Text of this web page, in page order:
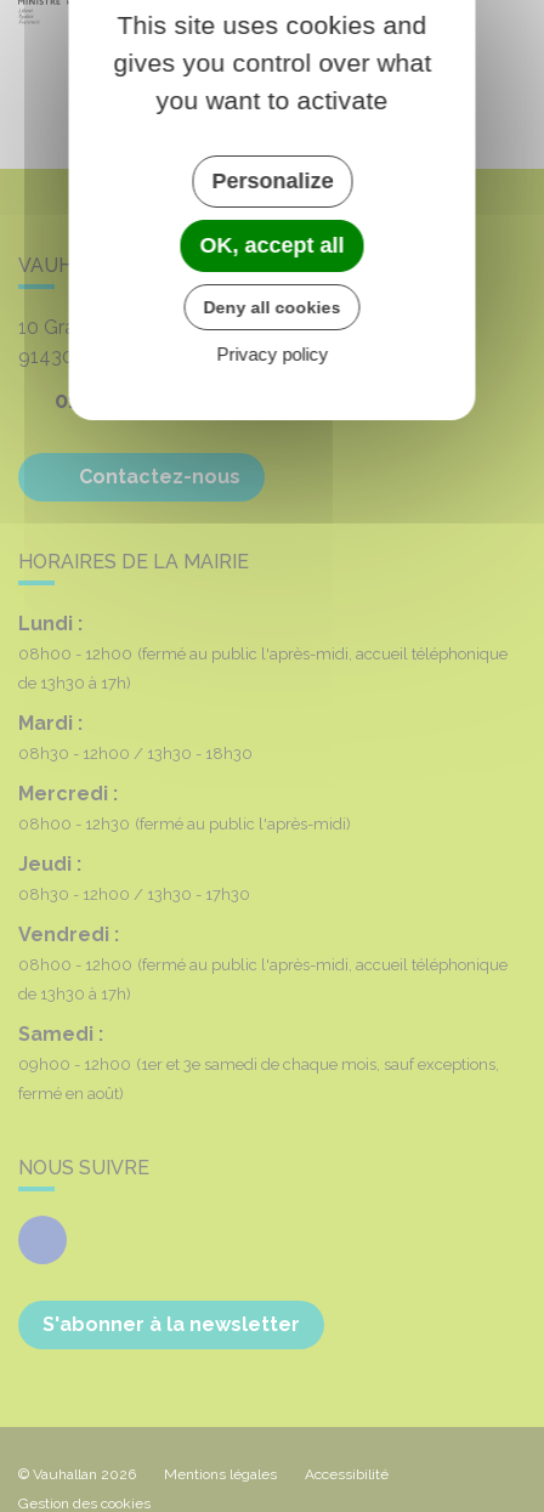
VAUHALLAN
10 Grande rue du 8 mai 1945
91430
01 69 35 53 00
Contactez-nous
HORAIRES DE LA MAIRIE
Lundi :
08h00 - 12h00 (fermé au public l'après-midi, accueil téléphonique
de 13h30 à 17h)
Mardi :
08h30 - 12h00 13h30 - 18h30
Mercredi :
08h00 - 12h30 (fermé au public l'après-midi)
Jeudi :
08h30 - 12h00 13h30 - 17h30
Vendredi :
08h00 - 12h00 (fermé au public l'après-midi, accueil téléphonique
de 13h30 à 17h)
Samedi :
09h00 - 12h00 (1er et 3e samedi de chaque mois, sauf exceptions,
fermé en août)
NOUS SUIVRE
Facebook
S'abonner à la newsletter
© Vauhallan 2026 Mentions légales
Accessibilité
Gestion des cookies
This site uses cookies and
gives you control over what
you want to activate
Personalize
OK, accept all
Deny all cookies
Privacy policy